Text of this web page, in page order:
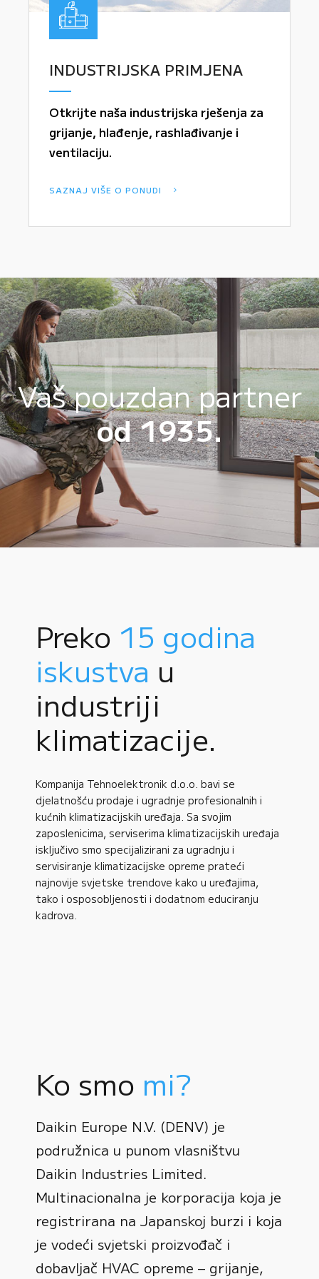
INDUSTRIJSKA PRIMJENA
Otkrijte naša industrijska rješenja za
grijanje, hlađenje, rashlađivanje i
ventilaciju.
SAZNAJ VIŠE O PONUDI
Vaš pouzdan partner
od 1935.
Preko 15 godina
iskustva u
industriji
klimatizacije.
Kompanija Tehnoelektronik d.o.o. bavi se
djelatnošću prodaje i ugradnje profesionalnih i
kućnih klimatizacijskih uređaja. Sa svojim
zaposlenicima, serviserima klimatizacijskih uređaja
isključivo smo specijalizirani za ugradnju i
servisiranje klimatizacijske opreme prateći
najnovije svjetske trendove kako u uređajima,
tako i osposobljenosti i dodatnom educiranju
kadrova.
Ko smo mi?
Daikin Europe N.V. (DENV) je
podružnica u punom vlasništvu
Daikin Industries Limited.
Multinacionalna je korporacija koja je
registrirana na Japanskoj burzi i koja
je vodeći svjetski proizvođač i
dobavljač HVAC opreme – grijanje,
0